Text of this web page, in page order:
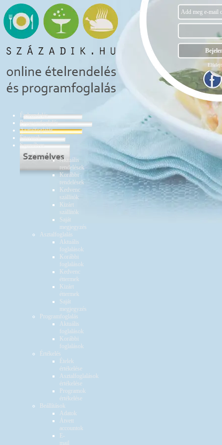
Ételrendelés
Programfoglalás
Asztalfoglalás
Éttermek
Személyes
Ételrendelés
Aktuális
rendelések
Korábbi
rendelések
Kedvenc
szállítók
Kizárt
szállítók
Saját
megjegyzés
Asztalfoglalás
Aktuális
foglalások
Korábbi
foglalások
Kedvenc
éttermek
Kizárt
éttermek
Saját
megjegyzés
Programfoglalás
Aktuális
foglalások
Korábbi
foglalások
Értékelés
Ételek
értékelése
Asztalfoglalások
értékelése
Programok
értékelése
Beállítások
Adatok
Átvett
accountok
E-
mail